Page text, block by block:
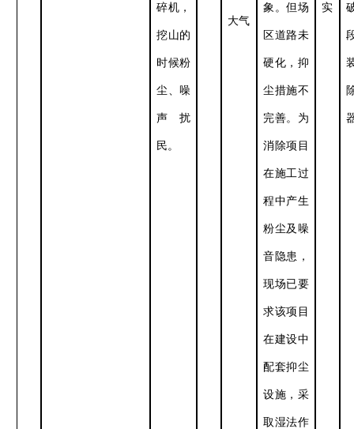
碎机，
挖山的
时候粉
尘、 噪
声 扰
民 。
大气
象。但场
区道路未
硬化，抑
尘措施不
完善。为
消除项目
在施工过
程中产生
粉尘及噪
音隐患，
现场已要
求该项目
在建设中
配套抑尘
设施，采
取湿法作
实